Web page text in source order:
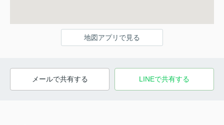
地図アプリで見る
メールで共有する LINEで共有する